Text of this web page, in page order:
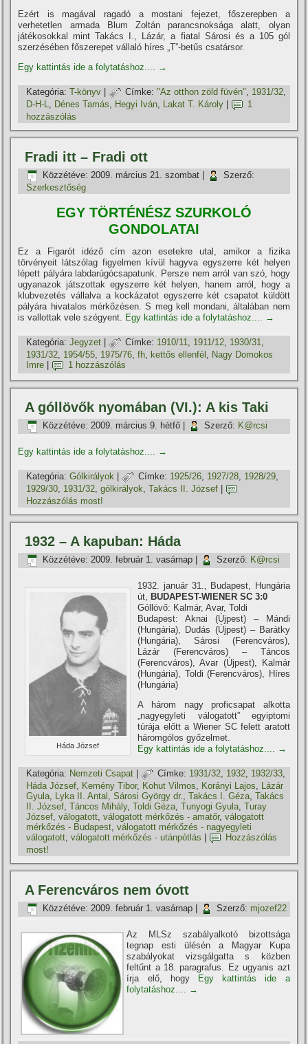
Ezért is magával ragadó a mostani fejezet, főszerepben a
verhetetlen armada Blum Zoltán parancsnoksága alatt, olyan
játékosokkal mint Takács I., Lázár, a fiatal Sárosi és a 105 gól
szerzésében főszerepet vállaló hí­res „T”-betűs csatársor.
Egy kattintás ide a folytatáshoz.... →
Kategória: T-könyv | Címke: "Az otthon zöld füvén", 1931/32,
D-H-L, Dénes Tamás, Hegyi Iván, Lakat T. Károly
1
hozzászólás
Fradi itt – Fradi ott
Közzétéve: 2009. március 21. szombat
Szerző:
Szerkesztőség
EGY TÖRTÉNÉSZ SZURKOLÓ
GONDOLATAI
Ez a Figarót idéző cí­m azon esetekre utal, amikor a fizika
törvényeit látszólag figyelmen kí­vül hagyva egyszerre két helyen
lépett pályára labdarúgócsapatunk. Persze nem arról van szó, hogy
ugyanazok játszottak egyszerre két helyen, hanem arról, hogy a
klubvezetés vállalva a kockázatot egyszerre két csapatot küldött
pályára hivatalos mérkőzésen. S meg kell mondani, általában nem
is vallottak vele szégyent. Egy kattintás ide a folytatáshoz.... →
Kategória: Jegyzet | Címke: 1910/11, 1911/12, 1930/31,
1931/32, 1954/55, 1975/76,fh, kettős ellenfél , Nagy Domokos
Imre
1 hozzászólás
A góllövők nyomában (VI.): A kis Taki
Közzétéve: 2009. március 9. hétfő Szerző: K@rcsi
Egy kattintás ide a folytatáshoz.... →
Kategória: Gólkirályok | Címke: 1925/26, 1927/28, 1928/29,
1929/30, 1931/32,gólkirályok,Takács II. József
Hozzászólás most!
1932 – A kapuban: Háda
Közzétéve: 2009. február 1. vasárnap Szerző: K@rcsi
Háda József
1932. január 31., Budapest, Hungária
út, BUDAPEST-WIENER SC 3:0
Góllövő: Kalmár, Avar, Toldi
Budapest: Aknai (Újpest) – Mándi
(Hungária), Dudás (Újpest) – Barátky
(Hungária), Sárosi (Ferencváros),
Lázár (Ferencváros) – Táncos
(Ferencváros), Avar (Újpest), Kalmár
(Hungária), Toldi (Ferencváros), Hí­res
(Hungária)
A három nagy proficsapat alkotta
„nagyegyleti válogatott” egyiptomi
túrája előtt a Wiener SC felett aratott
háromgólos győzelmet.
Egy kattintás ide a folytatáshoz.... →
Kategória: Nemzeti Csapat | Címke: 1931/32, 1932, 1932/33,
Háda József, Kemény Tibor, Kohut Vilmos, Korányi Lajos, Lázár
Gyula, Lyka II. Antal ,Sárosi György dr.,Takács I. Géza,Takács
II. József,Táncos Mihály,Toldi Géza,Tunyogi Gyula,Turay
József,válogatott,válogatott mérkőzés - amatőr,válogatott
mérkőzés - Budapest,válogatott mérkőzés - nagyegyleti
válogatott,válogatott mérkőzés - utánpótlás
Hozzászólás
most!
A Ferencváros nem óvott
Közzétéve: 2009. február 1. vasárnap Szerző: mjozef22
Az MLSz szabályalkotó bizottsága
tegnap esti ülésén a Magyar Kupa
szabályokat vizsgálgatta s közben
feltűnt a 18. paragrafus. Ez ugyanis azt
í­rja elő, hogy
Egy kattintás ide a
folytatáshoz.... →